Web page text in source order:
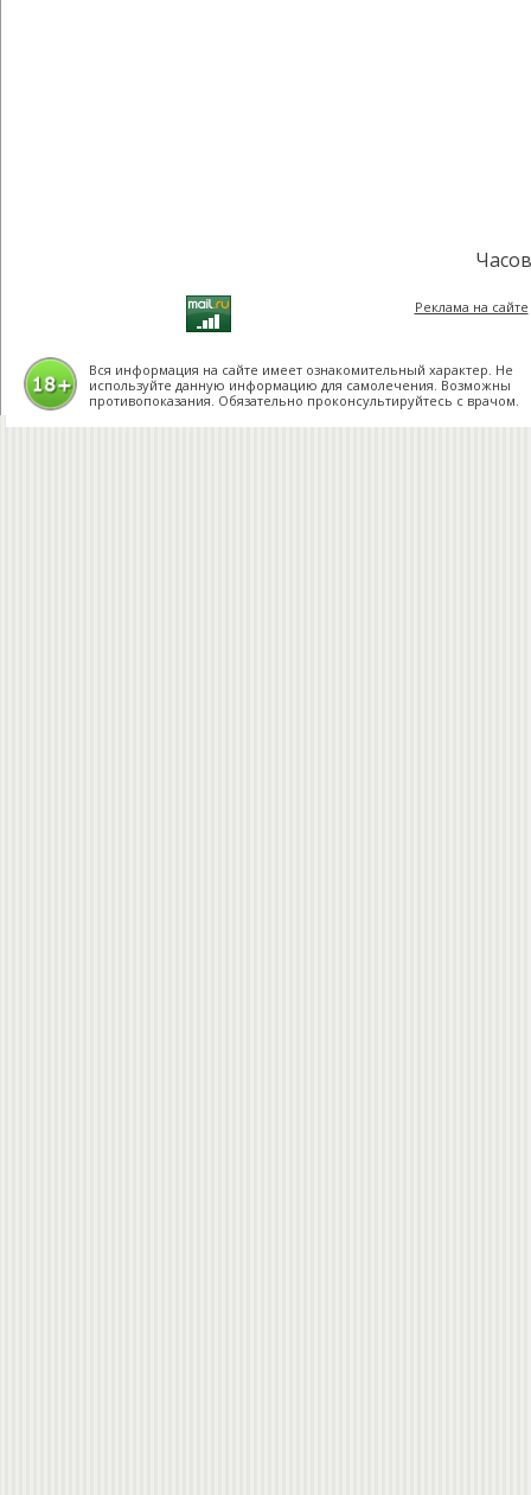
Реклама на сайте
Вся информация на сайте имеет ознакомительный характер. Не
используйте данную информацию для самолечения. Возможны
противопоказания. Обязательно проконсультируйтесь с врачом.